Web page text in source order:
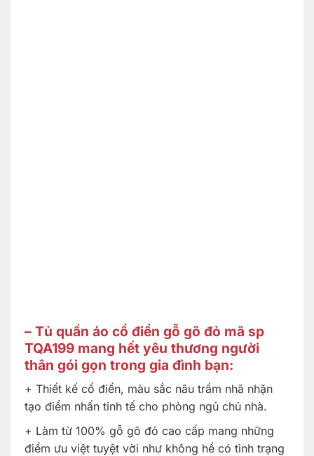
– Tủ quần áo cổ điển gỗ gõ đỏ mã sp
TQA199 mang hết yêu thương người
thân gói gọn trong gia đình bạn:
+ Thiết kế cổ điển, màu sắc nâu trầm nhã nhặn
tạo điểm nhấn tinh tế cho phòng ngủ chủ nhà.
+ Làm từ 100% gỗ gõ đỏ cao cấp mang những
điểm ưu việt tuyệt vời như không hề có tình trạng